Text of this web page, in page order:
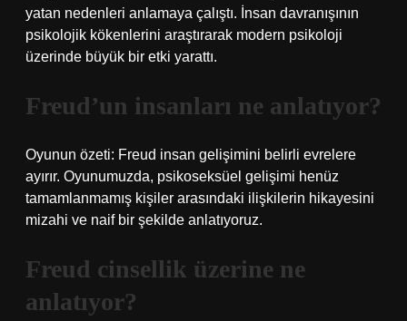
yatan nedenleri anlamaya çalıştı. İnsan davranışının
psikolojik kökenlerini araştırarak modern psikoloji
üzerinde büyük bir etki yarattı.
Freud’un insanları ne anlatıyor?
Oyunun özeti: Freud insan gelişimini belirli evrelere
ayırır. Oyunumuzda, psikoseksüel gelişimi henüz
tamamlanmamış kişiler arasındaki ilişkilerin hikayesini
mizahi ve naif bir şekilde anlatıyoruz.
Freud cinsellik üzerine ne
anlatıyor?